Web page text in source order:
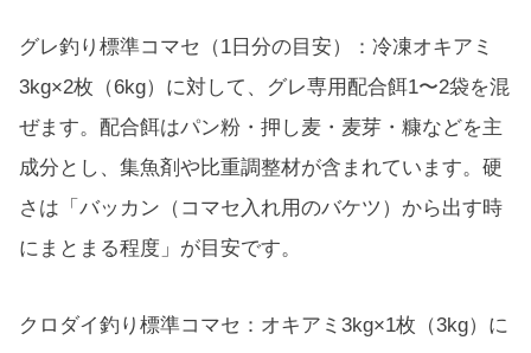
グレ釣り標準コマセ（1日分の目安）：冷凍オキアミ
3kg×2枚（6kg）に対して、グレ専用配合餌1〜2袋を混
ぜます。配合餌はパン粉・押し麦・麦芽・糠などを主
成分とし、集魚剤や比重調整材が含まれています。硬
さは「バッカン（コマセ入れ用のバケツ）から出す時
にまとまる程度」が目安です。
クロダイ釣り標準コマセ：オキアミ3kg×1枚（3kg）に